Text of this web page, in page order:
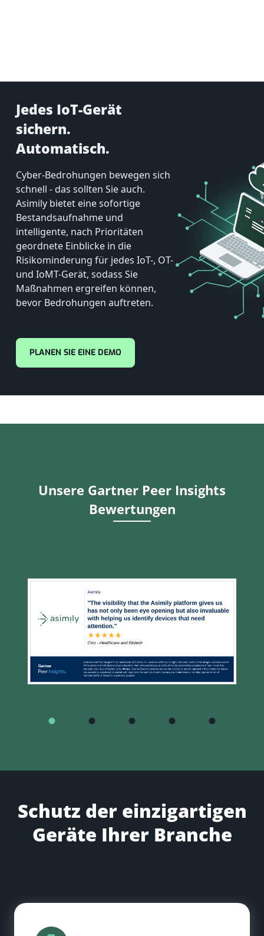
Jedes IoT-Gerät
sichern.
Automatisch.
Cyber-Bedrohungen bewegen sich
schnell - das sollten Sie auch.
Asimily bietet eine sofortige
Bestandsaufnahme und
intelligente, nach Prioritäten
geordnete Einblicke in die
Risikominderung für jedes IoT-, OT-
und IoMT-Gerät, sodass Sie
Maßnahmen ergreifen können,
bevor Bedrohungen auftreten.
PLANEN SIE EINE DEMO
Unsere Gartner Peer Insights
Bewertungen
Schutz der einzigartigen
Geräte Ihrer Branche